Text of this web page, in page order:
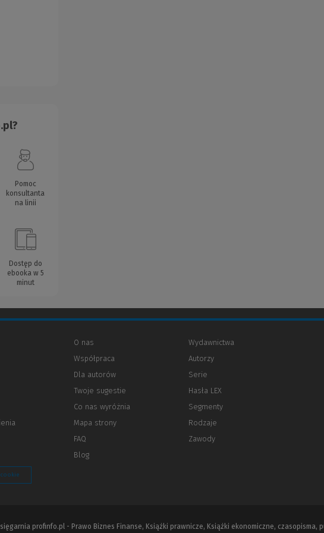
Pomoc
konsultanta
na linii
Dostęp do
ebooka w 5
minut
O nas
Współpraca
Dla autorów
innej
strony)
Twoje sugestie
Co nas wyróżnia
Mapa strony
FAQ
Blog
Wydawnictwa
Autorzy
Serie
Hasła LEX
Segmenty
Rodzaje
Zawody
profinfo.pl - Prawo Biznes Finanse, Książki prawnicze, Książki ekonomiczne, czasopisma,